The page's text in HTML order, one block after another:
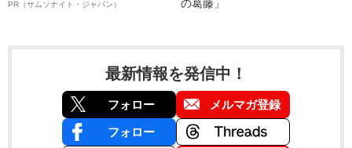
PR（サムソナイト・ジャパン） の葛藤」
最新情報を発信中！
フォロー メルマガ登録
フォロー